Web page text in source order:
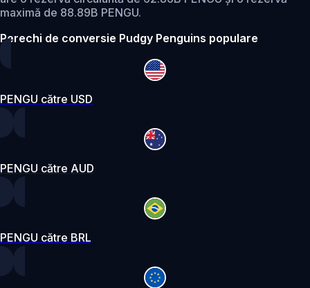
maximă de 88.89B PENGU.
Perechi de conversie Pudgy Penguins populare
PENGU către USD
PENGU către AUD
PENGU către BRL